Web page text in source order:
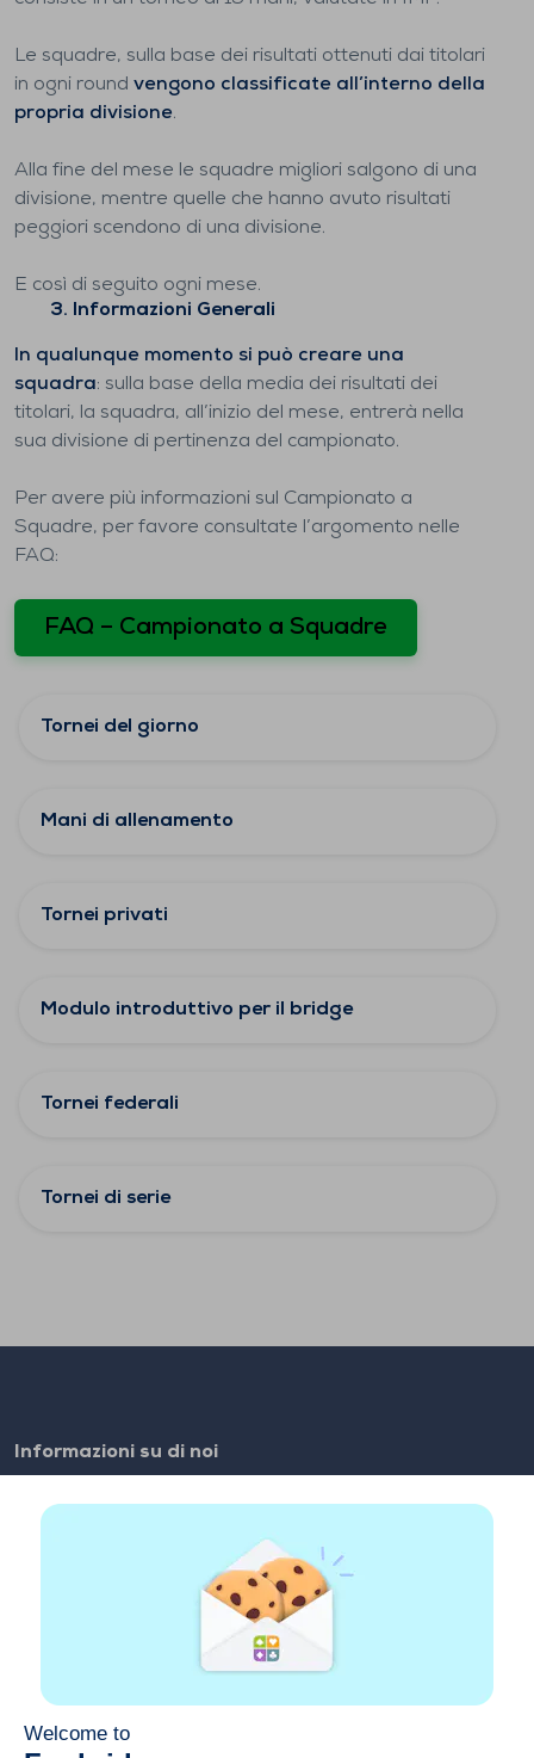
Le squadre, sulla base dei risultati ottenuti dai titolari
in ogni round vengono classificate all’interno della
propria divisione.
Alla fine del mese le squadre migliori salgono di una
divisione, mentre quelle che hanno avuto risultati
peggiori scendono di una divisione.
E così di seguito ogni mese.
3. Informazioni Generali
In qualunque momento si può creare una
squadra: sulla base della media dei risultati dei
titolari, la squadra, all’inizio del mese, entrerà nella
sua divisione di pertinenza del campionato.
Per avere più informazioni sul Campionato a
Squadre, per favore consultate l’argomento nelle
FAQ:
FAQ – Campionato a Squadre
Tornei del giorno
Mani di allenamento
Tornei privati
Modulo introduttivo per il bridge
Tornei federali
Tornei di serie
Informazioni su di noi
Lavori